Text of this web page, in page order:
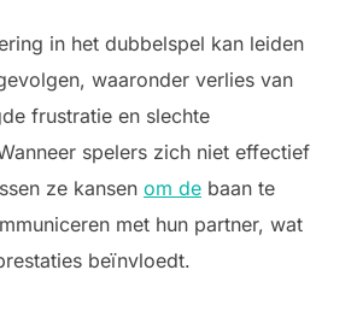
in het dubbelspel kan leiden
waaronder verlies van
frustratie en slechte
spelers zich niet effectief
ze kansen om de baan te
met hun partner, wat
beïnvloedt.